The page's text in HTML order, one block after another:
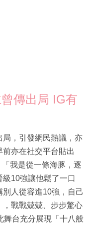
傳出局 IG有
局，引發網民熱議，亦
亦在社交平台貼出
我是從一條海豚，逐
10強讓他鬆了一口
人從容進10強，自己
戰戰兢兢、步步驚心
舞台充分展現「十八般